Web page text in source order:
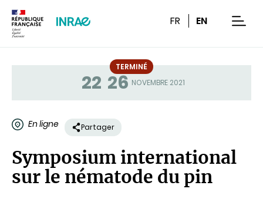
FR EN
22 26 NOVEMBRE 2021
Statut
TERMINÉ
En ligne Partager
Symposium international
sur le nématode du pin